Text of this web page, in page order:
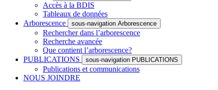
Accès à la BDIS
Tableaux de données
Arborescence
sous-navigation Arborescence
Rechercher dans l’arborescence
Recherche avancée
Que contient l’arborescence?
PUBLICATIONS
sous-navigation PUBLICATIONS
Publications et communications
NOUS JOINDRE